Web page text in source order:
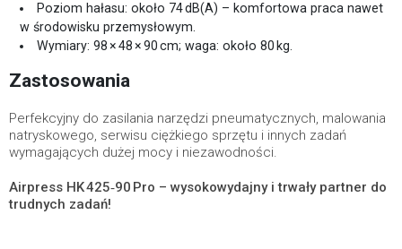
Poziom hałasu: około 74 dB(A) – komfortowa praca nawet
w środowisku przemysłowym.
Wymiary: 98 × 48 × 90 cm; waga: około 80 kg.
Zastosowania
Perfekcyjny do zasilania narzędzi pneumatycznych, malowania
natryskowego, serwisu ciężkiego sprzętu i innych zadań
wymagających dużej mocy i niezawodności.
Airpress HK 425‑90 Pro – wysokowydajny i trwały partner do
trudnych zadań!